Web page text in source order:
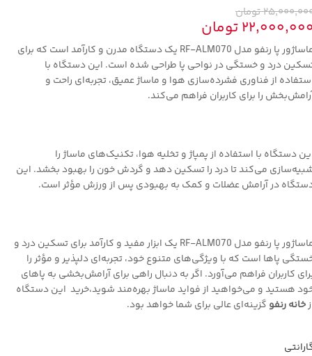
تومان
تومان
ماساژور پا رنفو مدل RF-ALM070 یک دستگاه مدرن و کارآمد است که برای
درد و خستگی در نواحی پا طراحی شده است. این دستگاه با
از فناوری فشرده‌سازی هوا و ماساژ عمیق، تجربه‌ای راحت و
را برای کاربران فراهم می‌کند.
دستگاه با استفاده از پمپاژ و تخلیه هوا، تکنیک‌های ماساژ را
می‌کند تا درد را تسکین دهد و گردش خون را بهبود بخشد. این
در آرامش عضلات و کمک به بهبودی پس از ورزش مؤثر است.
ماساژور پا رنفو مدل RF-ALM070 یک ابزار مفید و کارآمد برای تسکین درد و
پاها است که با ویژگی‌های متنوع خود، تجربه‌ای دلپذیر و مؤثر را
کاربران فراهم می‌آورد. اگر به دنبال راهی برای آرامش‌بخشی به پاهای
هستید و می‌خواهید از فواید ماساژ بهره‌مند شوید،خرید این دستگاه
خانه رنفو گزینه‌ای عالی برای شما خواهد بود.